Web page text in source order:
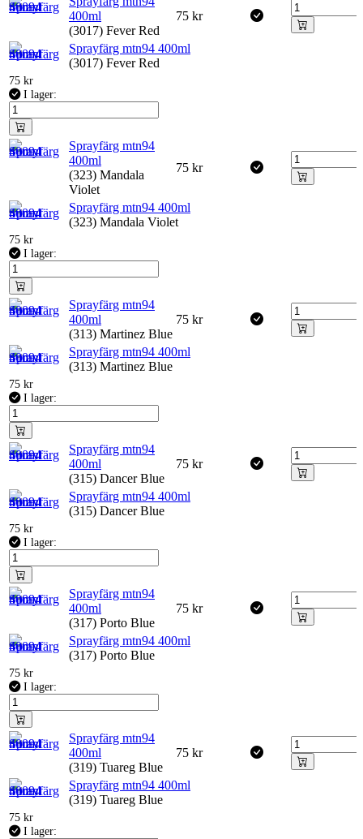
400ml
(3017) Fever Red
75 kr
Sprayfärg mtn94 400ml
(3017) Fever Red
75 kr
I lager:
Sprayfärg mtn94
400ml
(323) Mandala
Violet
75 kr
Sprayfärg mtn94 400ml
(323) Mandala Violet
75 kr
I lager:
Sprayfärg mtn94
400ml
(313) Martinez Blue
75 kr
Sprayfärg mtn94 400ml
(313) Martinez Blue
75 kr
I lager:
Sprayfärg mtn94
400ml
(315) Dancer Blue
75 kr
Sprayfärg mtn94 400ml
(315) Dancer Blue
75 kr
I lager:
Sprayfärg mtn94
400ml
(317) Porto Blue
75 kr
Sprayfärg mtn94 400ml
(317) Porto Blue
75 kr
I lager:
Sprayfärg mtn94
400ml
(319) Tuareg Blue
75 kr
Sprayfärg mtn94 400ml
(319) Tuareg Blue
75 kr
I lager: